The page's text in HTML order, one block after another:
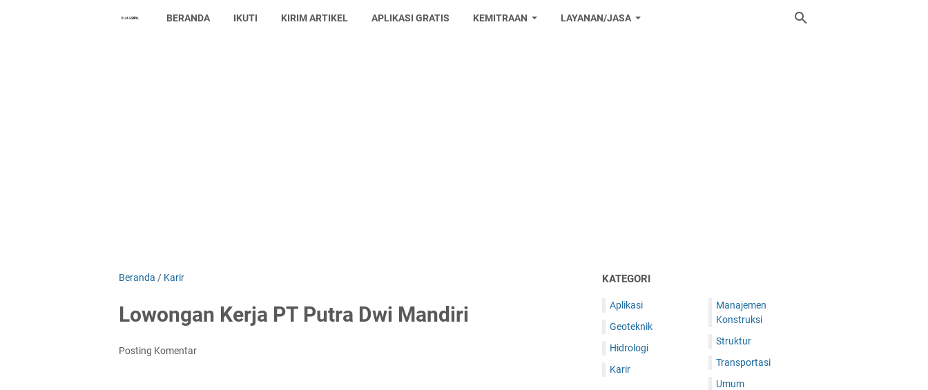
BERANDA IKUTI KIRIM ARTIKEL APLIKASI GRATIS KEMITRAAN LAYANAN/JASA
Beranda / Karir
Lowongan Kerja PT Putra Dwi Mandiri
Posting Komentar
KATEGORI
Aplikasi
Geoteknik
Hidrologi
Karir
Manajemen
Konstruksi
Struktur
Transportasi
Umum